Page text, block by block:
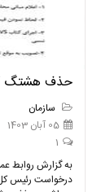
حذف هشتگ کدهای ۱ تا ۶ در
سازمان
05 آبان 1403
1
به گزارش روابط
درخواست رئیس